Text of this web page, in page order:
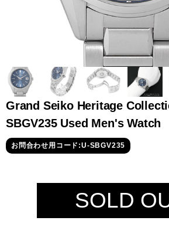
オーデマピゲ ウブロ
グランド
セイコー
オメガ
Grand Seiko Heritage
SBGV235 Used Men's Watch
お問合わせ用コード:U-SBGV235
SOLD